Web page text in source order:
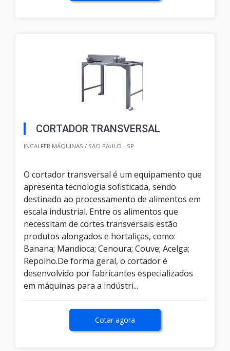
CORTADOR TRANSVERSAL
INCALFER MÁQUINAS / SAO PAULO - SP
O cortador transversal é um equipamento que
apresenta tecnologia sofisticada, sendo
destinado ao processamento de alimentos em
escala industrial. Entre os alimentos que
necessitam de cortes transversais estão
produtos alongados e hortaliças, como:
Banana; Mandioca; Cenoura; Couve; Acelga;
Repolho.De forma geral, o cortador é
desenvolvido por fabricantes especializados
em máquinas para a indústri...
Cotar agora